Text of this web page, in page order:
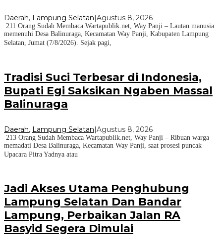
Daerah, Lampung Selatan Agustus 8, 2026
211 Orang Sudah Membaca Wartapublik.net, Way Panji – Lautan manusia
memenuhi Desa Balinuraga, Kecamatan Way Panji, Kabupaten Lampung
Selatan, Jumat (7/8/2026). Sejak pagi,
Tradisi Suci Terbesar di Indonesia,
Bupati Egi Saksikan Ngaben Massal
Balinuraga
Daerah, Lampung Selatan|Agustus 8, 2026
213 Orang Sudah Membaca Wartapublik.net, Way Panji – Ribuan warga
memadati Desa Balinuraga, Kecamatan Way Panji, saat prosesi puncak
Upacara Pitra Yadnya atau
Jadi Akses Utama Penghubung
Lampung Selatan Dan Bandar
Lampung, Perbaikan Jalan RA
Basyid Segera Dimulai